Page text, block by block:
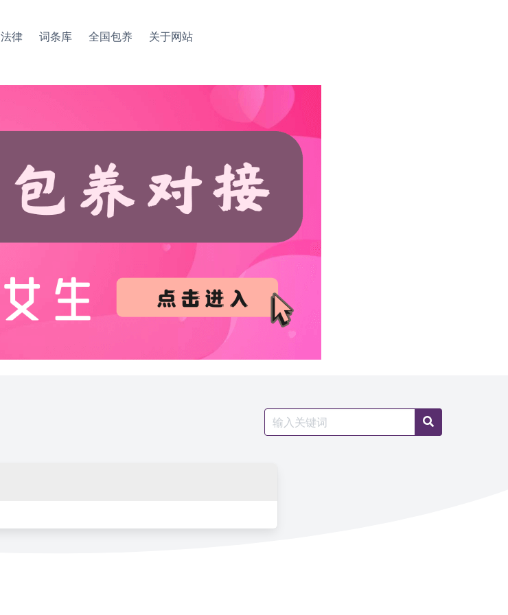
法律 词条库 全国包养 关于网站
Search
for:
Search